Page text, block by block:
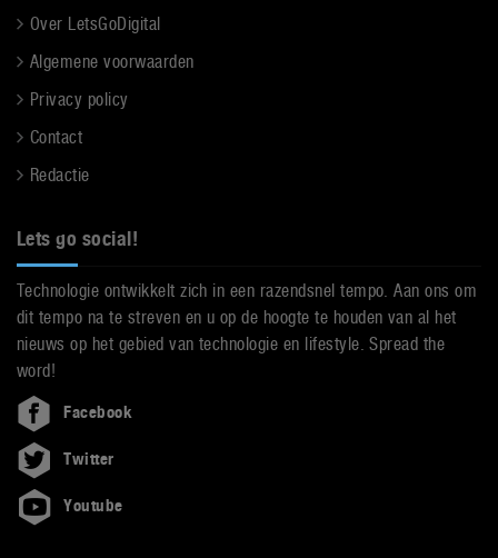
Over LetsGoDigital
Algemene voorwaarden
Privacy policy
Contact
Redactie
Lets go social!
Technologie ontwikkelt zich in een razendsnel tempo. Aan ons om
dit tempo na te streven en u op de hoogte te houden van al het
nieuws op het gebied van technologie en lifestyle. Spread the
word!
Facebook
Twitter
Youtube